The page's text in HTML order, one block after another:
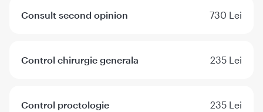
Consult second opinion 730 Lei
Control chirurgie generala 235 Lei
Control proctologie 235 Lei